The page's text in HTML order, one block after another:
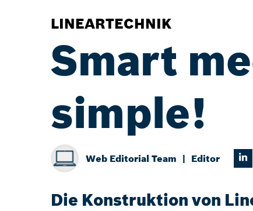
LINEARTECHNIK
Smart
simple!
Web Editorial Team Editor
Die Konstruktion von